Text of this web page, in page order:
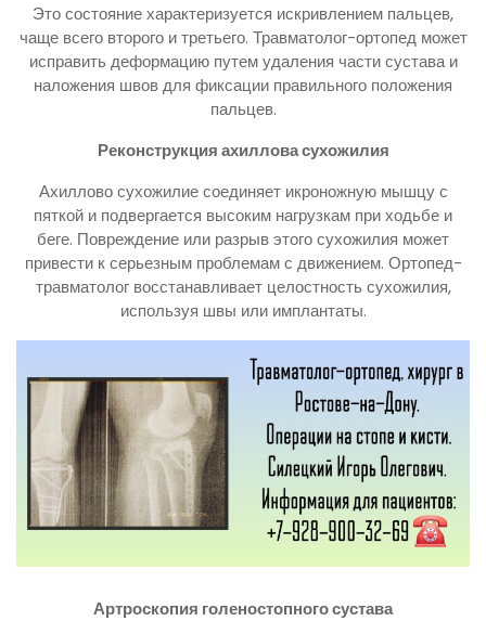
Это состояние характеризуется искривлением пальцев,
чаще всего второго и третьего. Травматолог-ортопед может
исправить деформацию путем удаления части сустава и
наложения швов для фиксации правильного положения
пальцев.
Реконструкция ахиллова сухожилия
Ахиллово сухожилие соединяет икроножную мышцу с
пяткой и подвергается высоким нагрузкам при ходьбе и
беге. Повреждение или разрыв этого сухожилия может
привести к серьезным проблемам с движением. Ортопед-
травматолог восстанавливает целостность сухожилия,
используя швы или имплантаты.
Артроскопия голеностопного сустава